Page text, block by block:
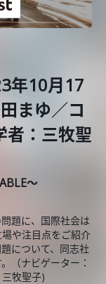
年10月17
まゆ／コ
者：三牧聖
～
題に、国際社会は
や注目点をご紹介
について、同志社
（ナビゲーター：
牧聖子)